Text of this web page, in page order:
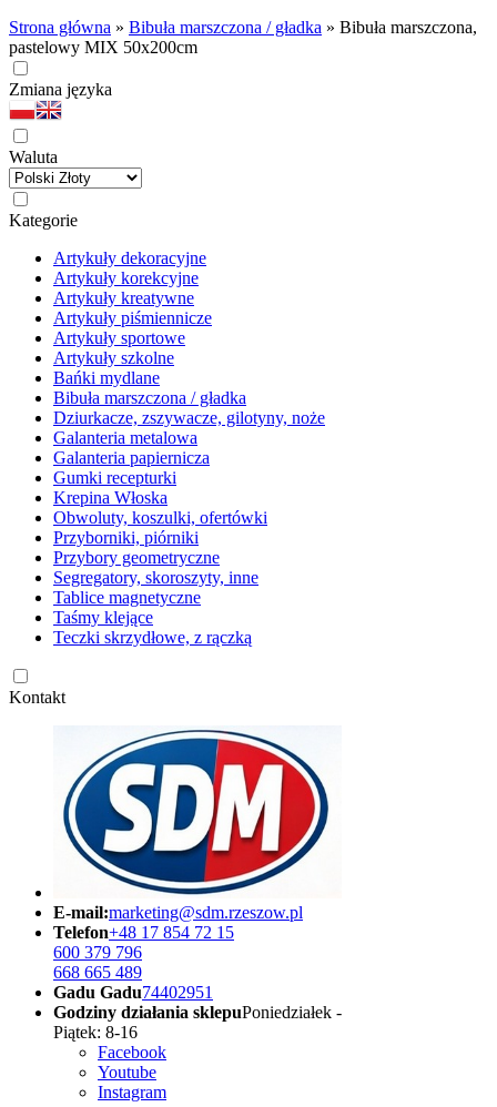
Strona główna » Bibuła marszczona / gładka » Bibuła marszczona,
pastelowy MIX 50x200cm
Zmiana języka
Waluta
Kategorie
Artykuły dekoracyjne
Artykuły korekcyjne
Artykuły kreatywne
Artykuły piśmiennicze
Artykuły sportowe
Artykuły szkolne
Bańki mydlane
Bibuła marszczona / gładka
Dziurkacze, zszywacze, gilotyny, noże
Galanteria metalowa
Galanteria papiernicza
Gumki recepturki
Krepina Włoska
Obwoluty, koszulki, ofertówki
Przyborniki, piórniki
Przybory geometryczne
Segregatory, skoroszyty, inne
Tablice magnetyczne
Taśmy klejące
Teczki skrzydłowe, z rączką
Kontakt
E-mail:marketing@sdm.rzeszow.pl
Telefon+48 17 854 72 15
600 379 796
668 665 489
Gadu Gadu74402951
Godziny działania sklepuPoniedziałek -
Piątek: 8-16
Facebook
Youtube
Instagram